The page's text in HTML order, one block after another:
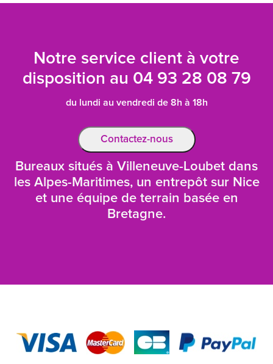
Notre service client à votre
disposition au 04 93 28 08 79
du lundi au vendredi de 8h à 18h
Contactez-nous
Bureaux situés à Villeneuve-Loubet dans
les Alpes-Maritimes, un entrepôt sur Nice
et une équipe de terrain basée en
Bretagne.